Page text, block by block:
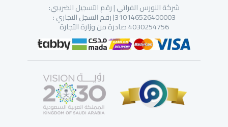
شركة النورس الفراتي | رقم التسجيل الضريبي:
310146526400003| رقم السجل التجاري :
4030254756 صادرة من وزارة التجارة